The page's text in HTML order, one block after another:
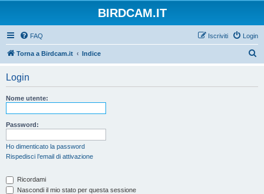
BIRDCAM.IT
FAQ Login
Iscriviti
Torna a Birdcam.it Indice
Login
Nome utente:
Password:
Ho dimenticato la password
Rispedisci l’email di attivazione
Ricordami
Nascondi il mio stato per questa sessione